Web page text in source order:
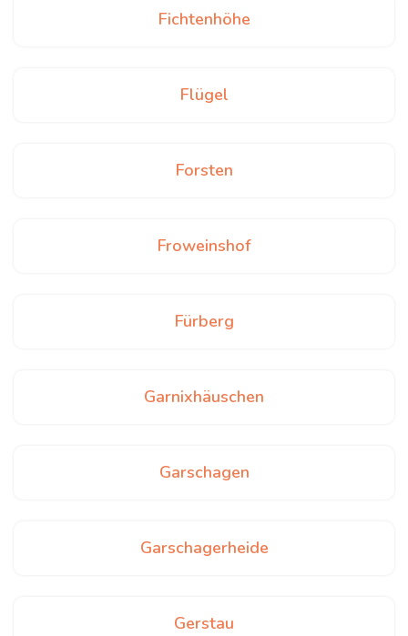
Fichtenhöhe
Flügel
Forsten
Froweinshof
Fürberg
Garnixhäuschen
Garschagen
Garschagerheide
Gerstau